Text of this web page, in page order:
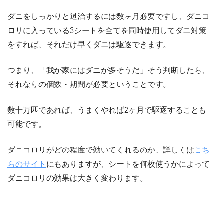
ダニをしっかりと退治するには数ヶ月必要ですし、ダニコ
ロリに入っている3シートを全てを同時使用してダニ対策
をすれば、それだけ早くダニは駆逐できます。
つまり、「我が家にはダニが多そうだ」そう判断したら、
それなりの個数・期間が必要ということです。
数十万匹であれば、うまくやれば2ヶ月で駆逐することも
可能です。
ダニコロリがどの程度で効いてくれるのか、詳しくはこち
らのサイト にもありますが、シートを何枚使うかによって
ダニコロリの効果は大きく変わります。